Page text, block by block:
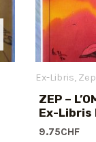
Ex-Libris Zep
ZEP –
Ex-Libris
9.75CHF